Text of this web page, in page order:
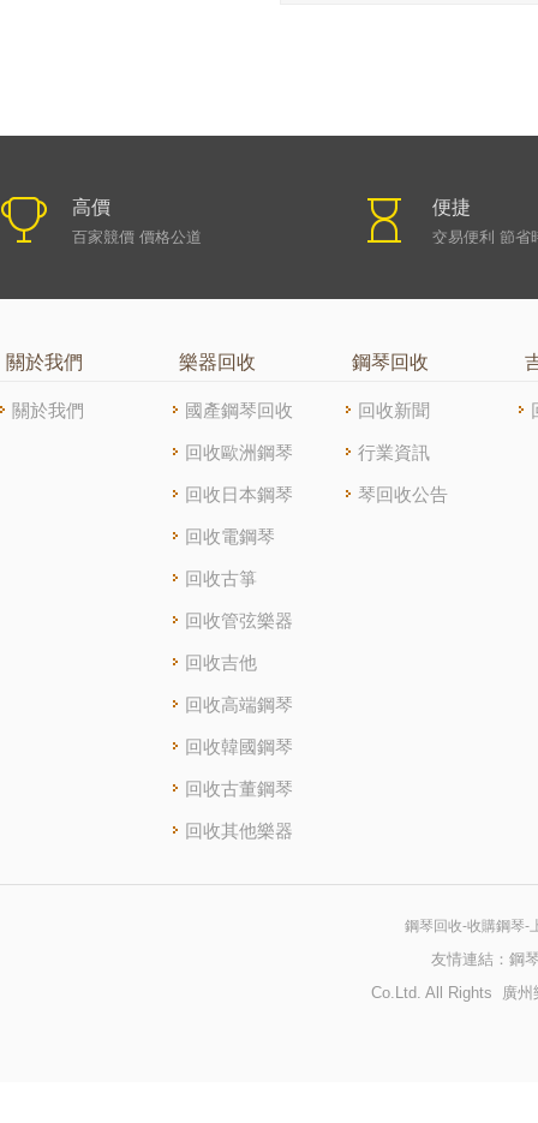
高價
百家競價 價格公道
便捷
交易便利 節省
關於我們
關於我們
樂器回收
國產鋼琴回收
回收歐洲鋼琴
回收日本鋼琴
回收電鋼琴
回收古箏
回收管弦樂器
回收吉他
回收高端鋼琴
回收韓國鋼琴
回收古董鋼琴
回收其他樂器
鋼琴回收
回收新聞
行業資訊
琴回收公告
鋼琴回收-收購鋼琴-
友情連結： 鋼
Co.Ltd. All Rights 廣州